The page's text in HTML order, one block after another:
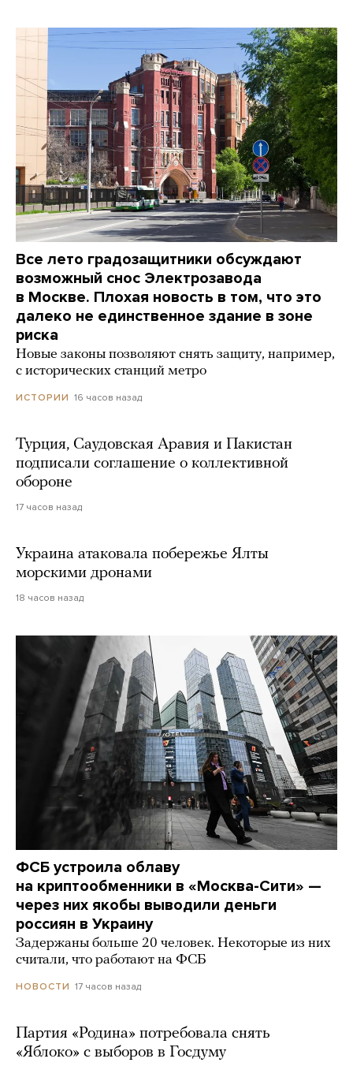
Все лето градозащитники обсуждают
возможный снос Электрозавода
в Москве. Плохая новость в том, что это
далеко не единственное здание в зоне
риска
Новые законы позволяют снять защиту, например,
с исторических станций метро
ИСТОРИИ 16 часов назад
Турция, Саудовская Аравия и Пакистан
подписали соглашение о коллективной
обороне
17 часов назад
Украина атаковала побережье Ялты
морскими дронами
18 часов назад
ФСБ устроила облаву
на криптообменники в «Москва-Сити» —
через них якобы выводили деньги
россиян в Украину
Задержаны больше 20 человек. Некоторые из них
считали, что работают на ФСБ
НОВОСТИ 17 часов назад
Партия «Родина» потребовала снять
«Яблоко» с выборов в Госдуму